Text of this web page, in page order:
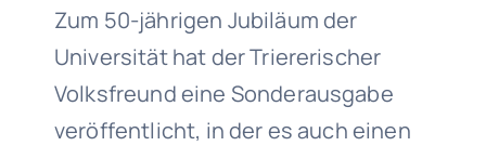
Zum 50-jährigen Jubiläum der
Universität hat der Triererischer
Volksfreund eine Sonderausgabe
veröffentlicht, in der es auch einen